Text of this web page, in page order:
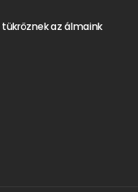
az álmaink